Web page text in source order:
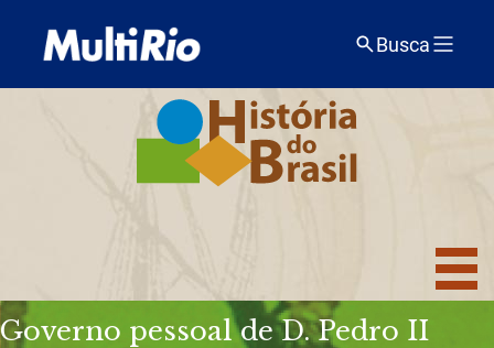
Busca
Governo pessoal de D. Pedro II